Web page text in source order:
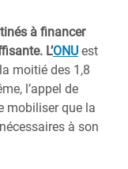
à financer
L’ONU est
moitié des 1,8
l’appel de
mobiliser que la
à son